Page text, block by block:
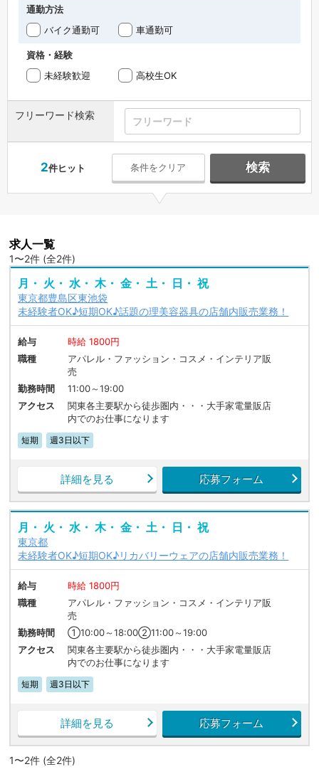
通勤方法
バイク通勤可
車通勤可
資格・経験
未経験歓迎
高校生OK
フリーワード検索
2件ヒット 条件をクリア 検索
求人一覧
1〜2件 (全2件)
月・ 火・ 水・ 木・ 金・ 土・ 日・ 祝
東京都豊島区東池袋
未経験者OK♪短期OK♪話題の理美容器具の店舗内販売業務！
給与
時給 1800円
職種
アパレル・ファッション・コスメ・インテリア販
売
勤務時間
11:00～19:00
アクセス
関東各主要駅から徒歩圏内・・・大手家電量販店
内でのお仕事になります
短期 週3日以下
詳細を見る 応募フォーム
月・ 火・ 水・ 木・ 金・ 土・ 日・ 祝
東京都
未経験者OK♪短期OK♪リカバリーウェアの店舗内販売業務！
給与
時給 1800円
職種
アパレル・ファッション・コスメ・インテリア販
売
勤務時間
①10:00～18:00②11:00～19:00
アクセス
関東各主要駅から徒歩圏内・・・大手家電量販店
内でのお仕事になります
短期 週3日以下
詳細を見る 応募フォーム
1〜2件 (全2件)